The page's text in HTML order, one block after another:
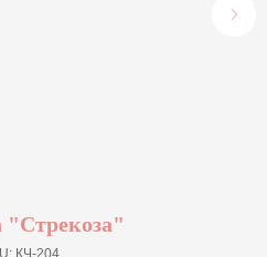
"Стрекоза"
КЧ-204